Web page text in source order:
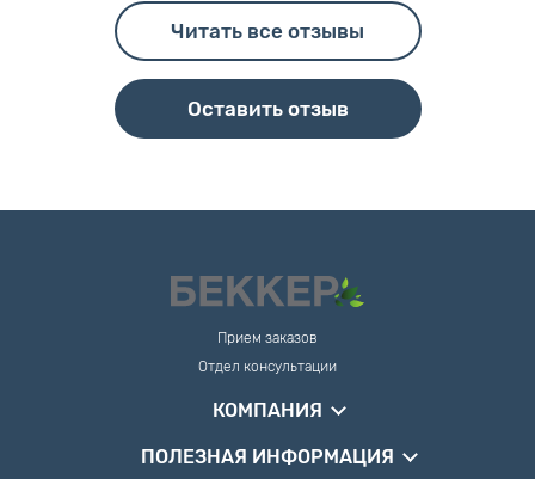
Читать все отзывы
Оставить отзыв
Прием заказов
Отдел консультации
КОМПАНИЯ
ПОЛЕЗНАЯ ИНФОРМАЦИЯ